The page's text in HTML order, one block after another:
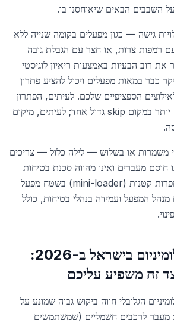
השבבים הבאים שיאוחסנו בו.
גישה — כגון מפעלים בקומה שנייה ללא
רמפות צרות, או חצר עם הגבלת גובה
רוב הבעיות באמצעות ריאיון לוגיסטי
כבר במאות מפעלים ויכול להציע פתרון
הספציפיים שלכם. לעיתים, הפתרון
הוא כמה מכלים קטנים יותר במקום skip גדול אחד; לעיתים, מיקום
משמרות או בשלוש — לילה כלול — צריכים
חוסם מעברים ואינו מהווה סכנת בטיחות
במהלך פינוי. תנועת מחפרות קטנות (mini-loader) בשטח מפעל
המפעל ועמידה בנהלי בטיחות, כולל
שוק מחזור האלומיניום בישראל ב-2026:
זה משפיע עליכם
האלומיניום הגלובלי חווה ביקוש גבוה שמונע על
מעבר לרכבים חשמליים (שמשתמשים